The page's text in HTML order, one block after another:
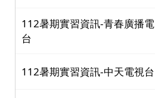
112暑期實習資訊-青春廣播電
台
112暑期實習資訊-中天電視台